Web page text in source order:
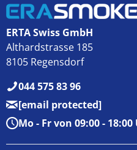
ERTA Swiss GmbH
Althardstrasse 185
8105 Regensdorf
044 575 83 96
[email protected]
Mo - Fr von 09:00 - 18:00